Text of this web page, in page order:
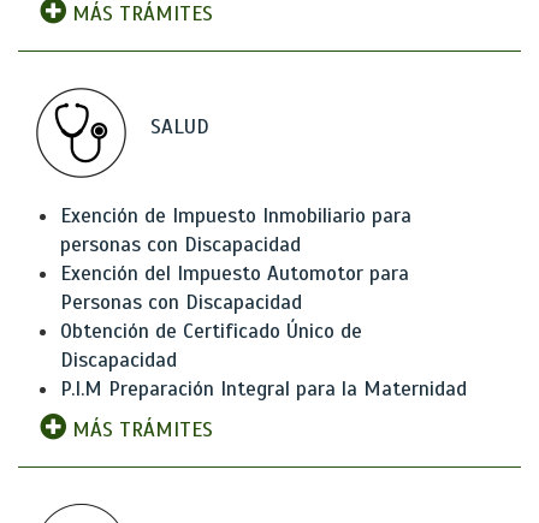
MÁS TRÁMITES
SALUD
Exención de Impuesto Inmobiliario para
personas con Discapacidad
Exención del Impuesto Automotor para
Personas con Discapacidad
Obtención de Certificado Único de
Discapacidad
P.I.M Preparación Integral para la Maternidad
MÁS TRÁMITES